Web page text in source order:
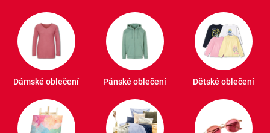
Dámské oblečení Pánské oblečení Dětské oblečení